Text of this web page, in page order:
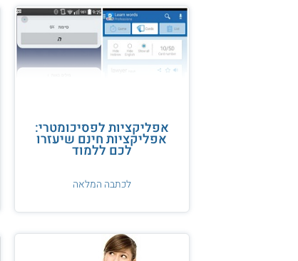
אפליקציות לפסיכומטרי:
אפליקציות חינם שיעזרו
לכם ללמוד
לכתבה המלאה